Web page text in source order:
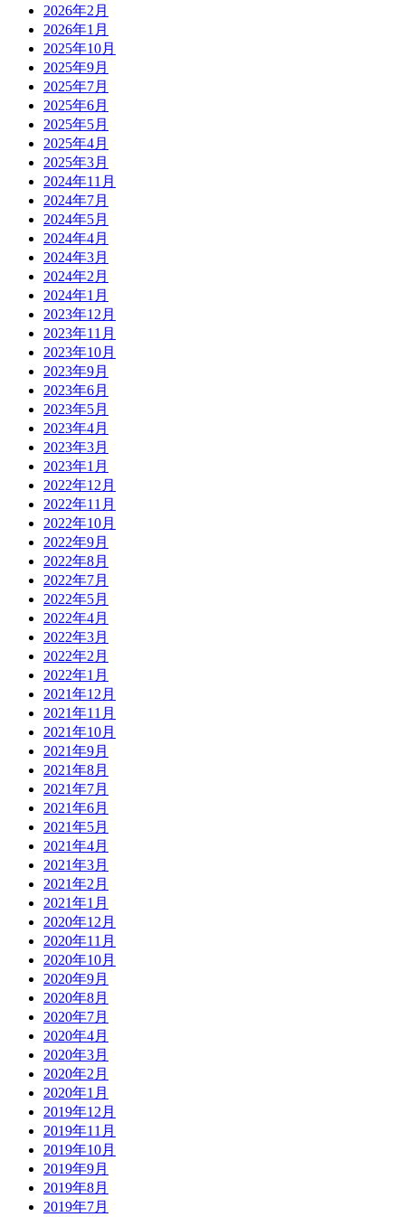
2026年2月
2026年1月
2025年10月
2025年9月
2025年7月
2025年6月
2025年5月
2025年4月
2025年3月
2024年11月
2024年7月
2024年5月
2024年4月
2024年3月
2024年2月
2024年1月
2023年12月
2023年11月
2023年10月
2023年9月
2023年6月
2023年5月
2023年4月
2023年3月
2023年1月
2022年12月
2022年11月
2022年10月
2022年9月
2022年8月
2022年7月
2022年5月
2022年4月
2022年3月
2022年2月
2022年1月
2021年12月
2021年11月
2021年10月
2021年9月
2021年8月
2021年7月
2021年6月
2021年5月
2021年4月
2021年3月
2021年2月
2021年1月
2020年12月
2020年11月
2020年10月
2020年9月
2020年8月
2020年7月
2020年4月
2020年3月
2020年2月
2020年1月
2019年12月
2019年11月
2019年10月
2019年9月
2019年8月
2019年7月